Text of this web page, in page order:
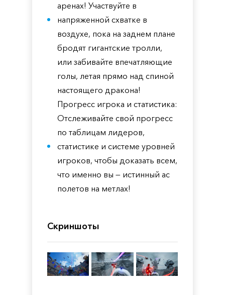
аренах! Участвуйте в
напряженной схватке в
воздухе, пока на заднем плане
бродят гигантские тролли,
или забивайте впечатляющие
голы, летая прямо над спиной
настоящего дракона!
Прогресс игрока и статистика:
Отслеживайте свой прогресс
по таблицам лидеров,
статистике и системе уровней
игроков, чтобы доказать всем,
что именно вы — истинный ас
полетов на метлах!
Скриншоты